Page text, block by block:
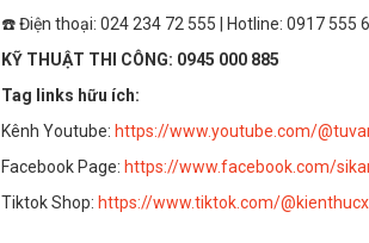
☎️ Điện thoại: 024 234 72 555 | Hotline: 0917 555
KỸ THUẬT THI CÔNG: 0945 000 885
Tag links hữu ích:
Kênh Youtube: https://www.youtube.com/
Facebook Page: https://www.facebook.com/
Tiktok Shop: https://www.tiktok.com/
Vữa ngăn cháy